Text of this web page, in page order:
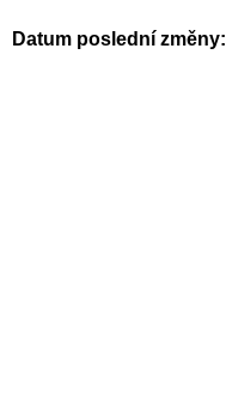
Datum poslední změny: